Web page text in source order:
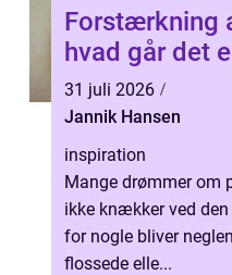
Forstærkning
hvad går det
31 juli 2026
Jannik Hansen
inspiration
Mange drømmer om
ikke knækker ved
for nogle bliver
flossede elle...